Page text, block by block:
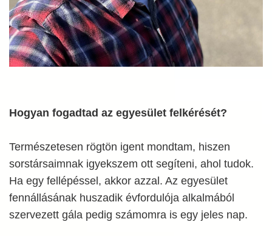
Hogyan fogadtad az egyesület felkérését?
Természetesen rögtön igent mondtam, hiszen
sorstársaimnak igyekszem ott segíteni, ahol tudok.
Ha egy fellépéssel, akkor azzal. Az egyesület
fennállásának huszadik évfordulója alkalmából
szervezett gála pedig számomra is egy jeles nap.